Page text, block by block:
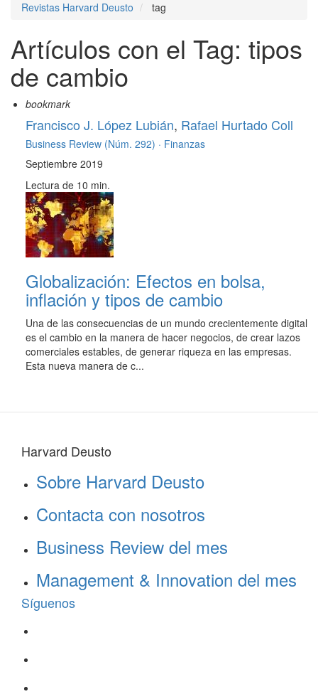
Revistas Harvard Deusto tag
Artículos con el Tag: tipos
de cambio
bookmark
Francisco J. López Lubián, Rafael Hurtado Coll
Business Review (Núm. 292) · Finanzas
Septiembre 2019
Lectura de 10 min.
Globalización: Efectos en bolsa,
inflación y tipos de cambio
Una de las consecuencias de un mundo crecientemente digital
es el cambio en la manera de hacer negocios, de crear lazos
comerciales estables, de generar riqueza en las empresas.
Esta nueva manera de c...
Harvard Deusto
Sobre Harvard Deusto
Contacta con nosotros
Business Review del mes
Management & Innovation del mes
Síguenos